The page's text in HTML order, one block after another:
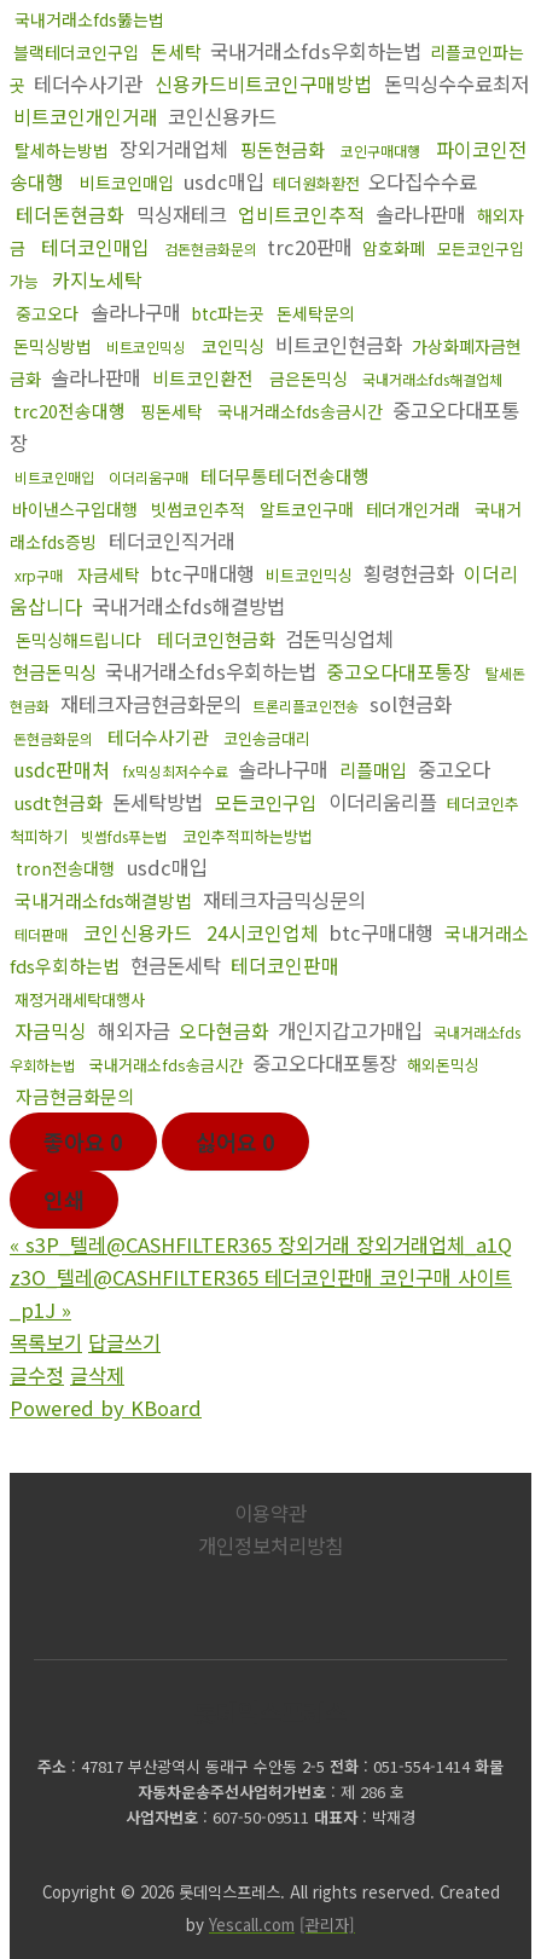
국내거래소fds뚫는법
블랙테더코인구입 돈세탁 국내거래소fds우회하는법 리플코인파는
곳 테더수사기관 신용카드비트코인구매방법 돈믹싱수수료최저
비트코인개인거래 코인신용카드
탈세하는방법 장외거래업체 핑돈현금화 코인구매대행
파이코인전
송대행
비트코인매입 usdc매입 테더원화환전 오다집수수료
테더돈현금화 믹싱재테크 업비트코인추적 솔라나판매 해외자
금
테더코인매입 검돈현금화문의 trc20판매 암호화폐 모든코인구입
가능
카지노세탁
중고오다 솔라나구매 btc파는곳 돈세탁문의
돈믹싱방법
비트코인믹싱 코인믹싱 비트코인현금화 가상화폐자금현
금화 솔라나판매 비트코인환전 금은돈믹싱 국내거래소fds해결업체
trc20전송대행 핑돈세탁 국내거래소fds송금시간 중고오다대포통
장
비트코인매입 이더리움구매 테더무통테더전송대행
바이낸스구입대행 빗썸코인추적 알트코인구매 테더개인거래
국내거
래소fds증빙
테더코인직거래
xrp구매 자금세탁 btc구매대행 비트코인믹싱 횡령현금화 이더리
움삽니다 국내거래소fds해결방법
돈믹싱해드립니다 테더코인현금화 검돈믹싱업체
현금돈믹싱 국내거래소fds우회하는법 중고오다대포통장
탈세돈
현금화 재테크자금현금화문의 트론리플코인전송 sol현금화
돈현금화문의 테더수사기관 코인송금대리
usdc판매처 fx믹싱최저수수료 솔라나구매 리플매입 중고오다
usdt현금화 돈세탁방법 모든코인구입 이더리움리플 테더코인추
척피하기
빗썸fds푸는법 코인추적피하는방법
tron전송대행 usdc매입
국내거래소fds해결방법 재테크자금믹싱문의
테더판매 코인신용카드 24시코인업체 btc구매대행 국내거래소
fds우회하는법 현금돈세탁 테더코인판매
재정거래세탁대행사
자금믹싱 해외자금 오다현금화 개인지갑고가매입
국내거래소fds
우회하는법
국내거래소fds송금시간 중고오다대포통장 해외돈믹싱
자금현금화문의
좋아요 0 싫어요 0
인쇄
« s3P_텔레@CASHFILTER365 장외거래 장외거래업체_a1Q
z3O_텔레@CASHFILTER365 테더코인판매 코인구매 사이트
_p1J »
목록보기 답글쓰기
글수정 글삭제
Powered by KBoard
이용약관
개인정보처리방침
주소 : 47817 부산광역시 동래구 수안동 2-5 전화 : 051-554-1414화물
자동차운송주선사업허가번호 : 제 286 호
사업자번호 : 607-50-09511 대표자 : 박재경
Copyright © 2026 롯데익스프레스. All rights reserved. Created
by Yescall.com [관리자]